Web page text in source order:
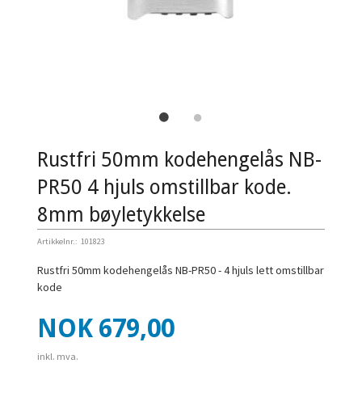
Rustfri 50mm kodehengelås NB-
PR50 4 hjuls omstillbar kode.
8mm bøyletykkelse
Artikkelnr.: 101823
Rustfri 50mm kodehengelås NB-PR50 - 4 hjuls lett omstillbar
kode
Pris
NOK 679,00
inkl. mva.